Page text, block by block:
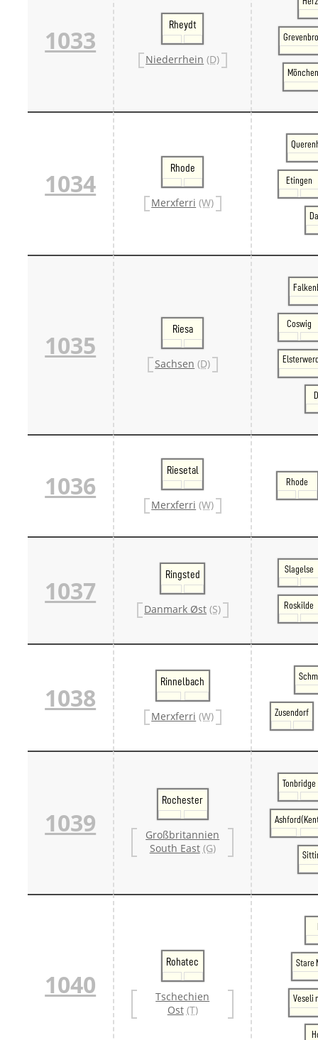
1033
Rheydt
Niederrhein (D)
1034
Rhode
Merxferri (W)
Etingen
1035
Riesa
Sachsen (D)
Coswig
1036
Riesetal
Merxferri (W)
Rhode
1037
Ringsted
Danmark Øst (S)
Slagelse
Roskilde
1038
Rinnelbach
Merxferri (W) Zusendorf
1039
Rochester
Großbritannien
South East (G)
Tonbridge
1040
Rohatec
Tschechien
Ost (T)
Stare
Veseli